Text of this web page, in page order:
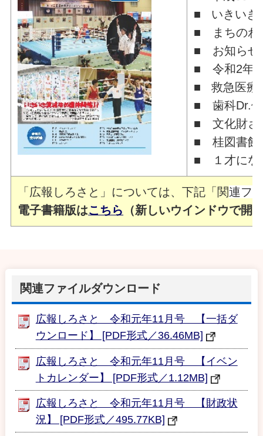
■ いきいき
■ まちのわ
■ お知らせ
■ 令和2年
■ 救急医療
■ 歯科Dr.健
■ 文化財さ
■ 桂図書館
■ １才にな
「広報しろさと」については、下記「関連フ
電子書籍版はこちら （新しいウインドウで開
関連ファイルダウンロード
広報しろさと 令和元年11月号 【一括ダ
ウンロード】 [PDF形式／36.46MB]
広報しろさと 令和元年11月号 【イベン
トカレンダー】 [PDF形式／1.12MB]
広報しろさと 令和元年11月号 【財政状
況】 [PDF形式／495.77KB]